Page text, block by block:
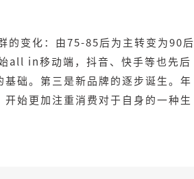
的变化：由75-85后为主转变为90后
all in移动端，抖音、快手等也先后
础。第三是新品牌的逐步诞生。年
始更加注重消费对于自身的一种生